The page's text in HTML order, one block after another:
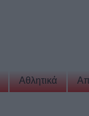
Αθλητικά